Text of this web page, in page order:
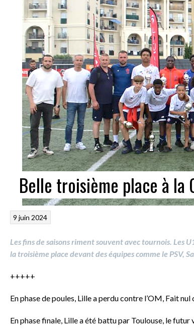
Belle troisième place à la
9 juin 2024
Les fins de saisons riment souvent avec tournois. Les
la troisième place devant des équipes comme le PSV,
+++++
En phase de poules, Lille a perdu contre l’OM, Fait
En phase finale, Lille a été battu par Toulouse, le futur